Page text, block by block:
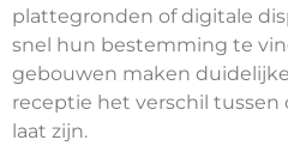
plattegronden of digitale
snel hun bestemming te
gebouwen maken
receptie het verschil
laat zijn.